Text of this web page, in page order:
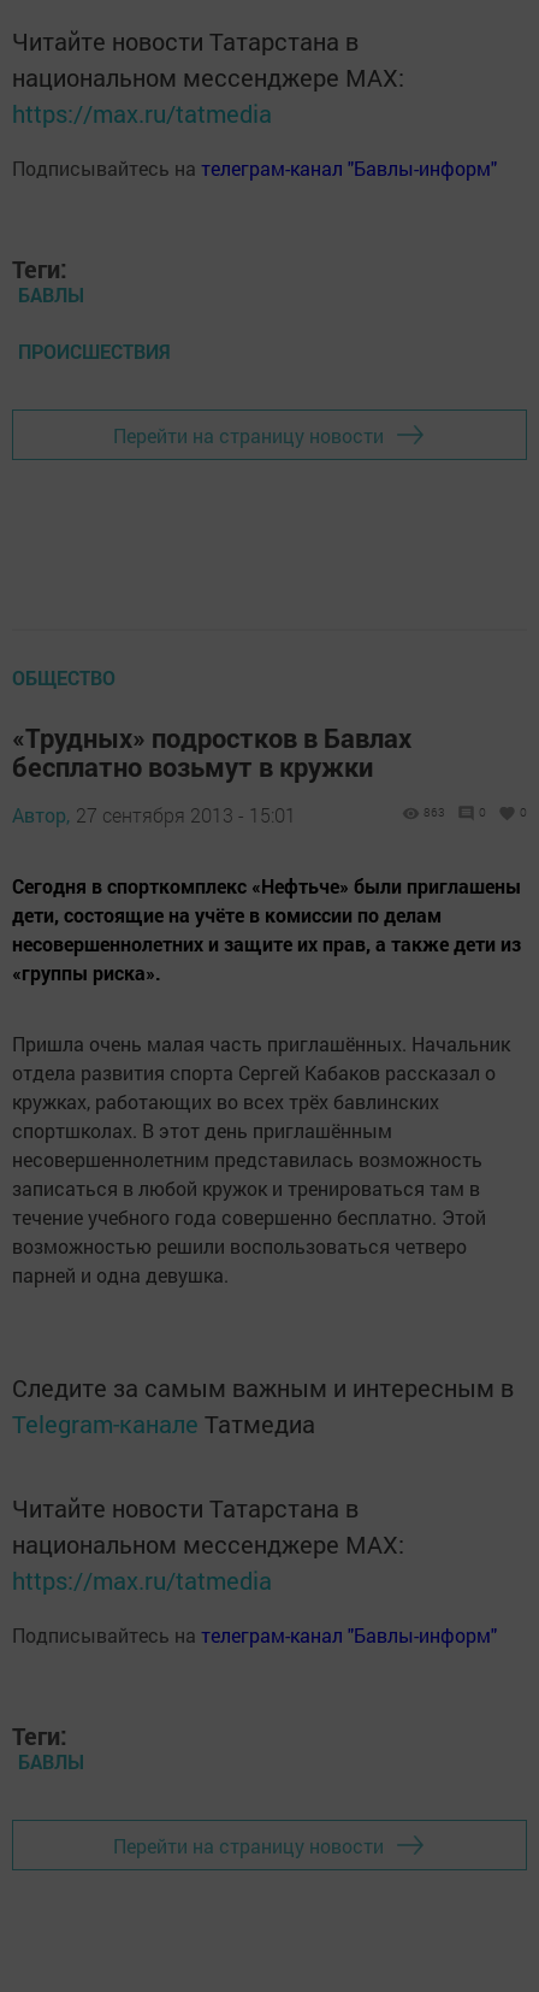
Читайте новости Татарстана в
национальном мессенджере MАХ:
https://max.ru/tatmedia
Подписывайтесь на телеграм-канал "Бавлы-информ"
Теги:
БАВЛЫ
ПРОИСШЕСТВИЯ
Перейти на страницу новости
ОБЩЕСТВО
«Трудных» подростков в Бавлах
бесплатно возьмут в кружки
Автор, 27 сентября 2013 - 15:01 863 0 0
Cегодня в спорткомплекс «Нефтьче» были приглашены
дети, состоящие на учёте в комиссии по делам
несовершеннолетних и защите их прав, а также дети из
«группы риска».
Пришла очень малая часть приглашённых. Начальник
отдела развития спорта Сергей Кабаков рассказал о
кружках, работающих во всех трёх бавлинских
спортшколах. В этот день приглашённым
несовершеннолетним представилась возможность
записаться в любой кружок и тренироваться там в
течение учебного года совершенно бесплатно. Этой
возможностью решили воспользоваться четверо
парней и одна девушка.
Следите за самым важным и интересным в
Telegram-канале Татмедиа
Читайте новости Татарстана в
национальном мессенджере MАХ:
https://max.ru/tatmedia
Подписывайтесь на телеграм-канал "Бавлы-информ"
Теги:
БАВЛЫ
Перейти на страницу новости